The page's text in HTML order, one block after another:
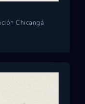
Chicangá